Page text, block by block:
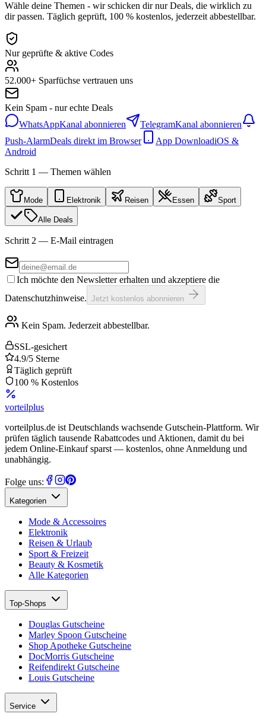
Wähle deine Themen - wir schicken dir nur Deals, die wirklich zu
dir passen. Täglich geprüft, 100 % kostenlos, jederzeit abbestellbar.
Nur geprüfte & aktive Codes
52.000+ Sparfüchse vertrauen uns
Kein Spam - nur echte Deals
WhatsAppKanal abonnieren TelegramKanal abonnieren
Push-AlarmDeals direkt im Browser App DownloadiOS &
Android
Schritt 1 — Themen wählen
Mode Elektronik Reisen Essen Sport
Alle Deals
Schritt 2 — E-Mail eintragen
Ich möchte den Newsletter erhalten und akzeptiere die
Datenschutzhinweise. Jetzt kostenlos abonnieren
Kein Spam. Jederzeit abbestellbar.
SSL-gesichert
4.9/5 Sterne
Täglich geprüft
100 % Kostenlos
vorteilplus
vorteilplus.de ist Deutschlands wachsende Gutschein-Plattform. Wir
prüfen täglich tausende Rabattcodes und Aktionen, damit du bei
jedem Online-Einkauf sparst — kostenlos, ohne Anmeldung und
unabhängig.
Folge uns:
Kategorien
Mode & Accessoires
Elektronik
Reisen & Urlaub
Sport & Freizeit
Beauty & Kosmetik
Alle Kategorien
Top-Shops
Douglas Gutscheine
Marley Spoon Gutscheine
Shop Apotheke Gutscheine
DocMorris Gutscheine
Reifendirekt Gutscheine
Louis Gutscheine
Service